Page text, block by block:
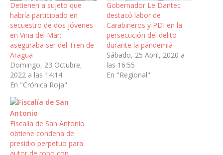
Detienen a sujeto que
habría participado en
secuestro de dos jóvenes
en Viña del Mar:
aseguraba ser del Tren de
Aragua
Domingo, 23 Octubre,
2022 a las 14:14
En "Crónica Roja"
Gobernador Le Dantec
destacó labor de
Carabineros y PDI en la
persecución del delito
durante la pandemia
Sábado, 25 Abril, 2020 a
las 16:55
En "Regional"
Fiscalía de San Antonio
obtiene condena de
presidio perpetuo para